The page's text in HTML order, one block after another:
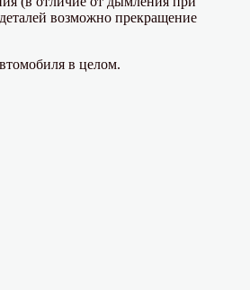
возможно прекращение
в целом.